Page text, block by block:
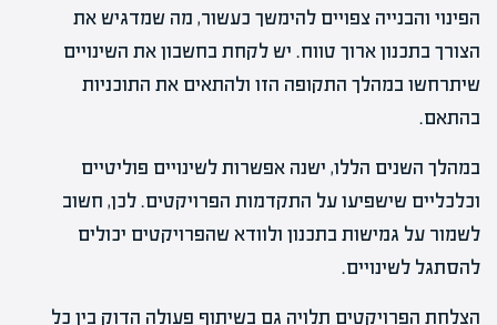
הפינוי והבנייה צפויים להימשך כעשור, מה שמדגיש את
הצורך בתכנון ארוך טווח. יש לקחת בחשבון את השינויים
שיתרחשו במהלך התקופה הזו ולהתאים את התוכניות
בהתאם.
במהלך השנים הללו, ישנה אפשרות לשינויים פוליטיים
וכלכליים שישפיעו על התקדמות הפרויקטים. לכן, חשוב
לשמור על גמישות בתכנון ולוודא שהפרויקטים יכולים
להסתגל לשינויים.
הצלחת הפרויקטים תלויה גם בשיתוף פעולה הדוק בין כל